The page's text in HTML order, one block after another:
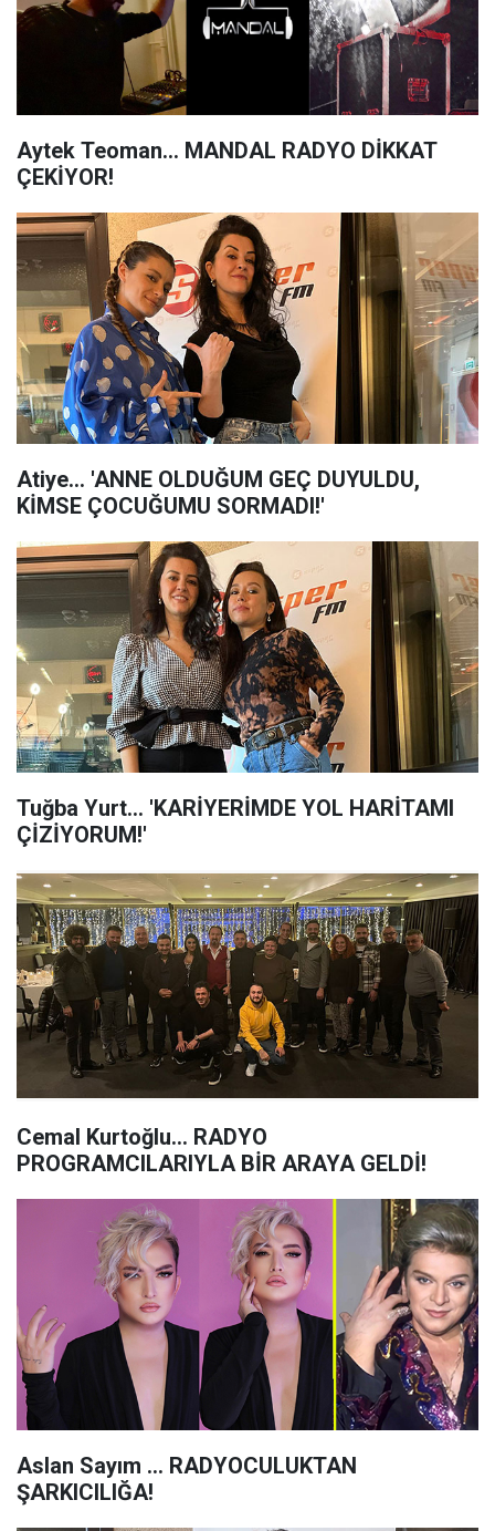
Aytek Teoman... MANDAL RADYO DİKKAT
ÇEKİYOR!
Atiye... 'ANNE OLDUĞUM GEÇ DUYULDU,
KİMSE ÇOCUĞUMU SORMADI!'
Tuğba Yurt... 'KARİYERİMDE YOL HARİTAMI
ÇİZİYORUM!'
Cemal Kurtoğlu... RADYO
PROGRAMCILARIYLA BİR ARAYA GELDİ!
Aslan Sayım ... RADYOCULUKTAN
ŞARKICILIĞA!